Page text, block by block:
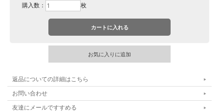
購入数： 枚
返品についての詳細はこちら
お問い合わせ
友達にメールですすめる